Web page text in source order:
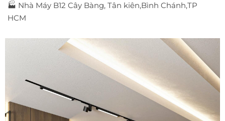
🏭 Nhà Máy B12 Cây Bàng, Tân kiên,Bình Chánh,TP
HCM